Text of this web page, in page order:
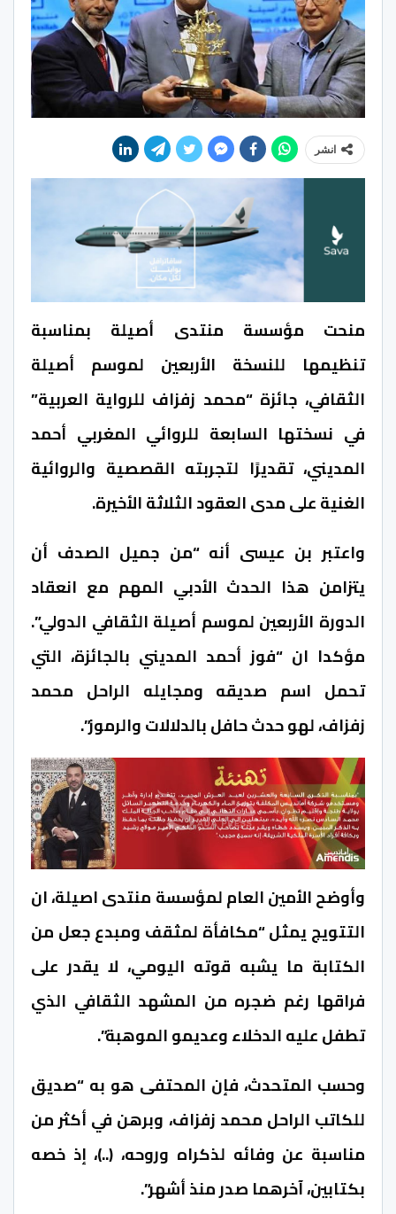
انشر
منحت مؤسسة منتدى أصيلة بمناسبة
تنظيمها للنسخة الأربعين لموسم أصيلة
الثقافي، جائزة “محمد زفزاف للرواية العربية”
في نسختها السابعة للروائي المغربي أحمد
المديني، تقديرًا لتجربته القصصية والروائية
الغنية على مدى العقود الثلاثة الأخيرة.
واعتبر بن عيسى أنه “من جميل الصدف أن
يتزامن هذا الحدث الأدبي المهم مع انعقاد
الدورة الأربعين لموسم أصيلة الثقافي الدولي”.
مؤكدا ان “فوز أحمد المديني بالجائزة، التي
تحمل اسم صديقه ومجايله الراحل محمد
زفزاف، لهو حدث حافل بالدلالات والرموز”.
وأوضح الأمين العام لمؤسسة منتدى اصيلة، ان
التتويج يمثل “مكافأة لمثقف ومبدع جعل من
الكتابة ما يشبه قوته اليومي، لا يقدر على
فراقها رغم ضجره من المشهد الثقافي الذي
تطفل عليه الدخلاء وعديمو الموهبة”.
وحسب المتحدث، فإن المحتفى هو به “صديق
للكاتب الراحل محمد زفزاف، وبرهن في أكثر من
مناسبة عن وفائه لذكراه وروحه، (..)، إذ خصه
بكتابين، آخرهما صدر منذ أشهر”.